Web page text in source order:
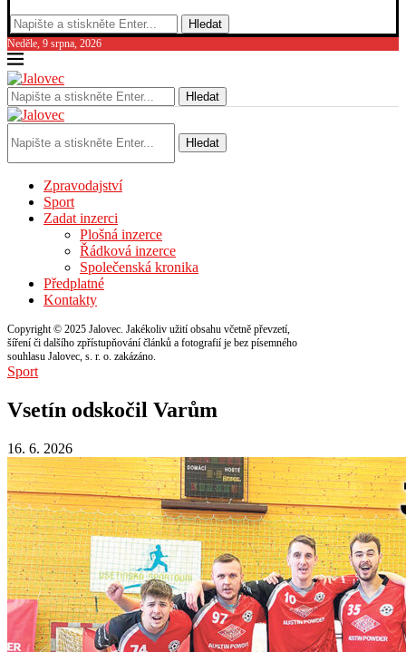
Hledat
Neděle, 9 srpna, 2026
Hledat
Hledat
Zpravodajství
Sport
Zadat inzerci
Plošná inzerce
Řádková inzerce
Společenská kronika
Předplatné
Kontakty
Copyright © 2025 Jalovec. Jakékoliv užití obsahu včetně převzetí,
šíření či dalšího zpřístupňování článků a fotografií je bez písemného
souhlasu Jalovec, s. r. o. zakázáno.
Sport
Vsetín odskočil Varům
16. 6. 2026